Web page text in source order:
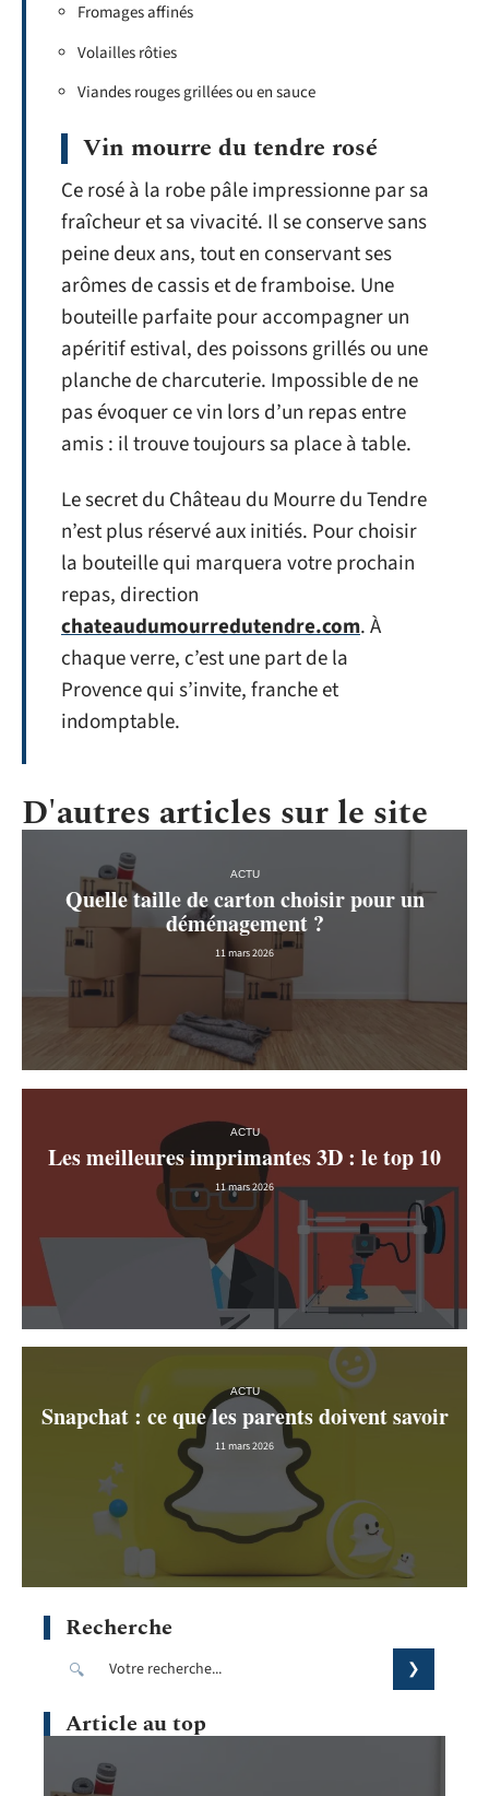
Fromages affinés
Volailles rôties
Viandes rouges grillées ou en sauce
Vin mourre du tendre rosé
Ce rosé à la robe pâle impressionne par sa
fraîcheur et sa vivacité. Il se conserve sans
peine deux ans, tout en conservant ses
arômes de cassis et de framboise. Une
bouteille parfaite pour accompagner un
apéritif estival, des poissons grillés ou une
planche de charcuterie. Impossible de ne
pas évoquer ce vin lors d’un repas entre
amis : il trouve toujours sa place à table.
Le secret du Château du Mourre du Tendre
n’est plus réservé aux initiés. Pour choisir
la bouteille qui marquera votre prochain
repas, direction
chateaudumourredutendre.com. À
chaque verre, c’est une part de la
Provence qui s’invite, franche et
indomptable.
D'autres articles sur le site
ACTU
Quelle taille de carton choisir pour un
déménagement ?
11 mars 2026
ACTU
Les meilleures imprimantes 3D : le top 10
11 mars 2026
ACTU
Snapchat : ce que les parents doivent savoir
11 mars 2026
Recherche
Article au top